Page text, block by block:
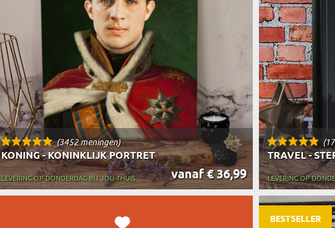
REIZIGER
SENIOREN
SPORTER
BRANDWEERMAN
GRAPPENMAKER
VOEDINGSMIDDELEN
SOORT CADEAU
(3452 meningen)
KONING - KONINKLIJK PORTRET
vanaf € 36,99
LEVERING OP DONDERDAG BIJ JOU THUIS
TRAVEL -
LEVERING OP
BESTSELLER